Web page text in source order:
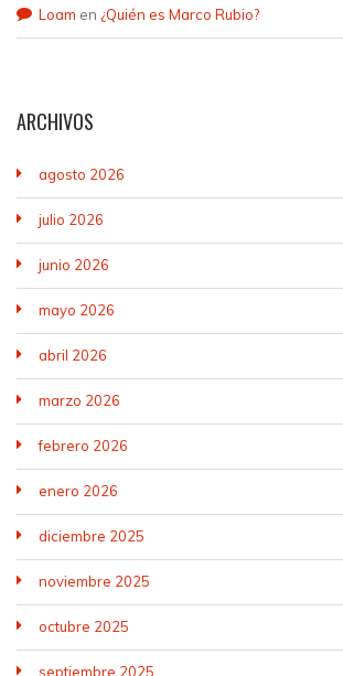
Loam en ¿Quién es Marco Rubio?
ARCHIVOS
agosto 2026
julio 2026
junio 2026
mayo 2026
abril 2026
marzo 2026
febrero 2026
enero 2026
diciembre 2025
noviembre 2025
octubre 2025
septiembre 2025